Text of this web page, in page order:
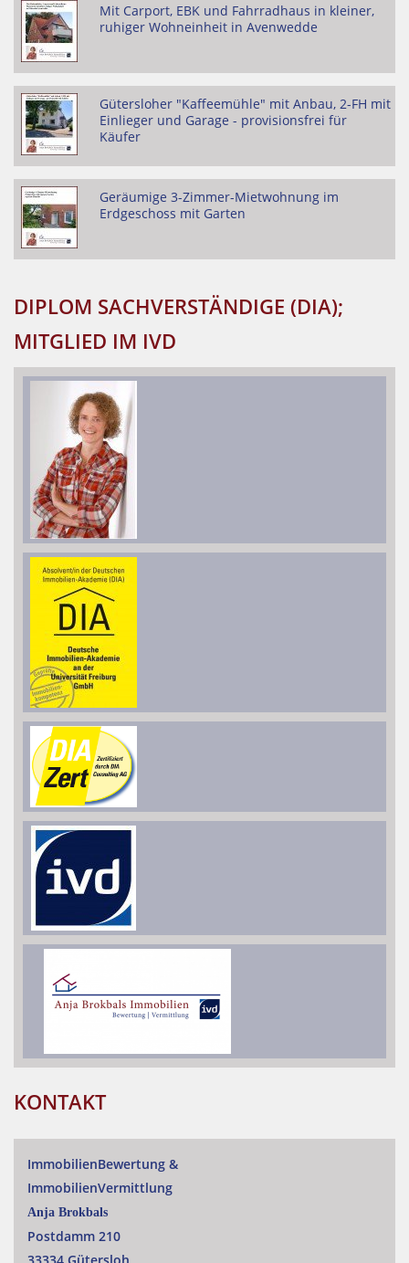
Mit Carport, EBK und Fahrradhaus in kleiner,
ruhiger Wohneinheit in Avenwedde
Gütersloher "Kaffeemühle" mit Anbau, 2-FH mit
Einlieger und Garage - provisionsfrei für
Käufer
Geräumige 3-Zimmer-Mietwohnung im
Erdgeschoss mit Garten
DIPLOM SACHVERSTÄNDIGE (DIA);
MITGLIED IM IVD
KONTAKT
ImmobilienBewertung &
ImmobilienVermittlung
Anja Brokbals
Postdamm 210